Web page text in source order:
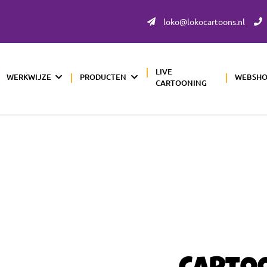
loko@lokocartoons.nl
WERKWIJZE PRODUCTEN
LIVE
CARTOONING